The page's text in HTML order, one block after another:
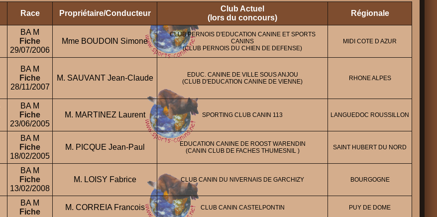
Race Propriétaire/Conducteur
Club Actuel
(lors du concours)
Régionale
BA M
Fiche
29/07/2006
Mme BOUDOIN Simone
CLUB PERNOIS D'EDUCATION CANINE ET SPORTS
CANINS
(CLUB PERNOIS DU CHIEN DE DEFENSE)
MIDI COTE D AZUR
BA M
Fiche
28/11/2007
M. SAUVANT Jean-Claude
EDUC. CANINE DE VILLE SOUS ANJOU
(CLUB D'EDUCATION CANINE DE VIENNE)
RHONE ALPES
BA M
Fiche
23/06/2005
M. MARTINEZ Laurent SPORTING CLUB CANIN 113 LANGUEDOC ROUSSILLON
BA M
Fiche
18/02/2005
M. PICQUE Jean-Paul
EDUCATION CANINE DE ROOST WARENDIN
(CANIN CLUB DE FACHES THUMESNIL )
SAINT HUBERT DU NORD
BA M
Fiche
13/02/2008
M. LOISY Fabrice CLUB CANIN DU NIVERNAIS DE GARCHIZY BOURGOGNE
BA M
Fiche
M. CORREIA Francois CLUB CANIN CASTELPONTIN PUY DE DOME